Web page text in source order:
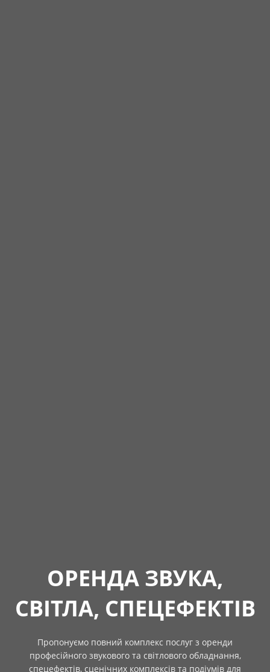
ОРЕНДА ЗВУКА,
СВІТЛА, СПЕЦЕФЕКТІВ
Пропонуємо повний комплекс послуг з оренди
професійного звукового та світлового обладнання,
спецефектів, сценічних комплексів та подіумів для